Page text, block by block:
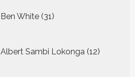
Ben White 31
producten
Albert Sambi Lokonga 12